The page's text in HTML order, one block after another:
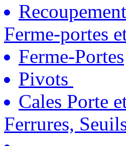
Recoupement
Ferme-portes
Ferme-Portes
Pivots
Cales Porte
Ferrures,